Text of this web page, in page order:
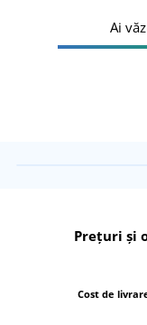
Ai
Prețuri și
Cost de